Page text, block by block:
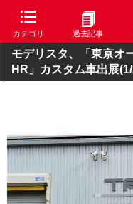
カテゴリ 過去記事
モデリスタ、「東京オ
HR」カスタム車出展